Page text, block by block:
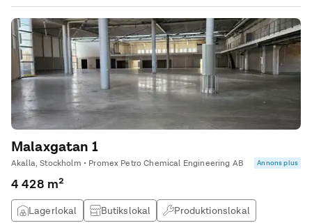
lager- och lättindustridelar, kontorsutrymmen och
bekvämligheter för personalen. Denna lokal är utmärkt för
företag inom lättindustri, lager, distribution eller liknande
verksamheter som söker moderna, praktiska och tillgängliga
utrymmen.
Malaxgatan 1
Akalla, Stockholm • Promex Petro Chemical Engineering AB Annons plus
4 428 m²
Lagerlokal Butikslokal
Produktionslokal